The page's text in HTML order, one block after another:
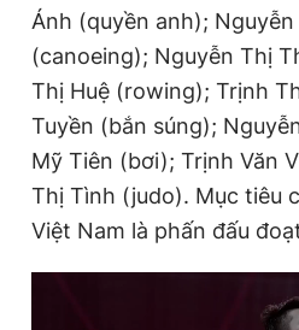
Ánh (quyền anh);
(canoeing); Nguyễn Thị
Thị Huệ (rowing); Trịnh
Tuyền (bắn súng);
Mỹ Tiên (bơi); Trịnh Văn
Thị Tình (judo). Mục tiêu
Việt Nam là phấn đấu